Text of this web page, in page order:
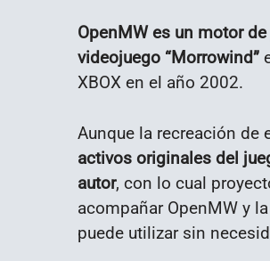
OpenMW es un motor
videojuego “Morrowind”
XBOX en el año 2002.
Aunque la recreación de
activos originales del
autor, con lo cual
acompañar OpenMW y
puede utilizar sin